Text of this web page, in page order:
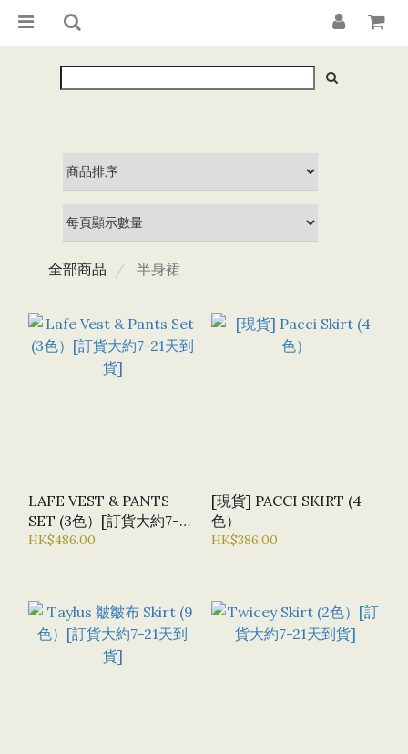
全部商品 半身裙
LAFE VEST & PANTS
SET (3色）[訂貨大約7-21
天到貨]
HK$486.00
[現貨] PACCI SKIRT (4
色）
HK$386.00